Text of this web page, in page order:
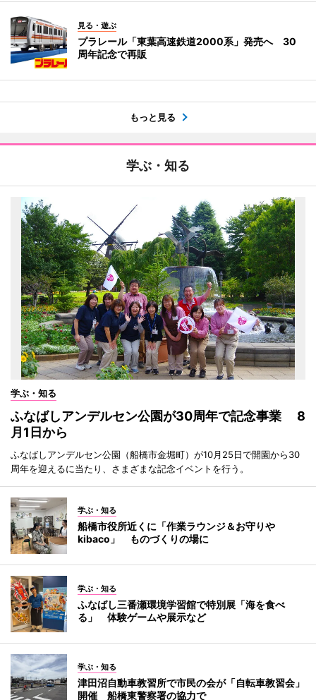
見る・遊ぶ
プラレール「東葉高速鉄道2000系」発売へ 30
周年記念で再販
もっと見る
学ぶ・知る
学ぶ・知る
ふなばしアンデルセン公園が30周年で記念事業 8
月1日から
ふなばしアンデルセン公園（船橋市金堀町）が10月25日で開園から30
周年を迎えるに当たり、さまざまな記念イベントを行う。
学ぶ・知る
船橋市役所近くに「作業ラウンジ＆お守りや
kibaco」 ものづくりの場に
学ぶ・知る
ふなばし三番瀬環境学習館で特別展「海を食べ
る」 体験ゲームや展示など
学ぶ・知る
津田沼自動車教習所で市民の会が「自転車教習会」
開催 船橋東警察署の協力で